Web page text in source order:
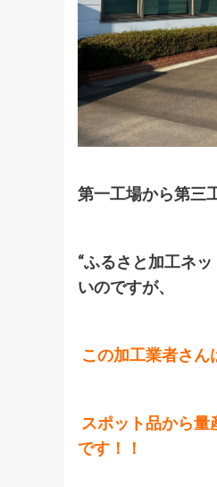
第一工場から第三
“ふるさと加工ネ
いのですが、
この加工業者さん
スポット品から
です！！